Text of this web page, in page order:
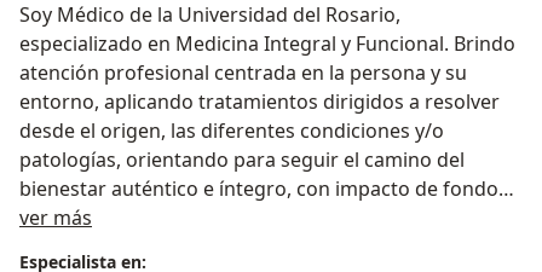
Soy Médico de la Universidad del Rosario,
especializado en Medicina Integral y Funcional. Brindo
atención profesional centrada en la persona y su
entorno, aplicando tratamientos dirigidos a resolver
desde el origen, las diferentes condiciones y/o
patologías, orientando para seguir el camino del
bienestar auténtico e íntegro, con impacto de fondo
en la calidad de vida y en la de su familia.
ver más
Especialista en: